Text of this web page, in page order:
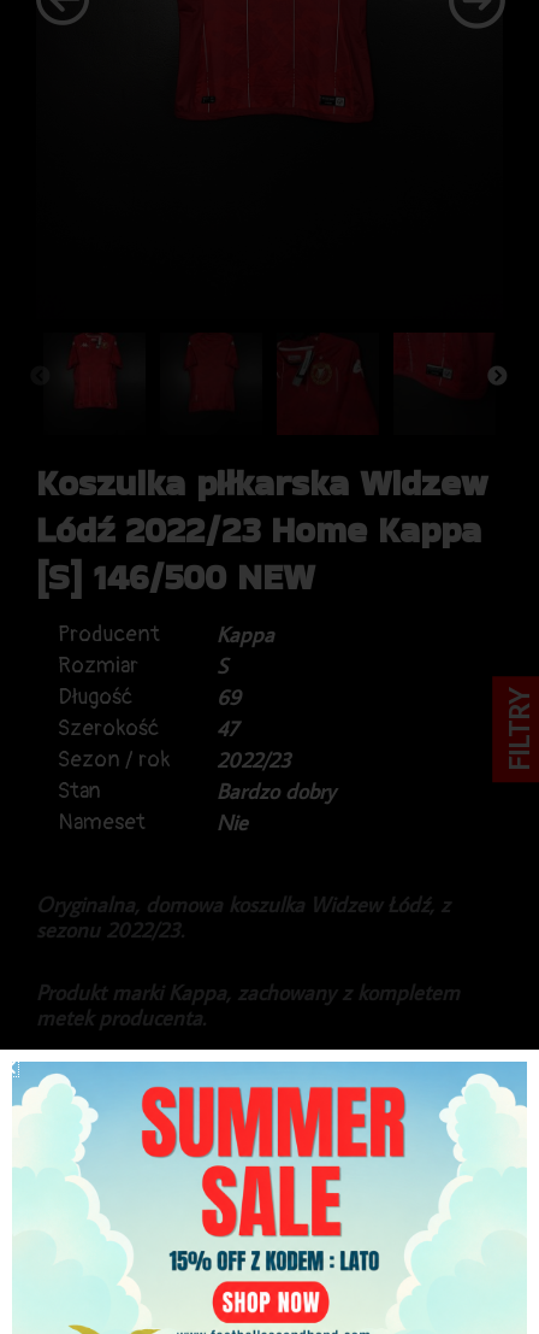
Koszulka piłkarska Widzew
Łódź 2022/23 Home Kappa
[S] 146/500 NEW
Producent
Kappa
Rozmiar
S
Długość
69
Szerokość
47
Sezon / rok
2022/23
Stan
Bardzo dobry
Nameset
Nie
Oryginalna, domowa koszulka Widzew Łódź, z
sezonu 2022/23.
Produkt marki Kappa, zachowany z kompletem
metek producenta.
Koszulka w najwyższej, meczowej wersji Kombat
Pro, dodatkowo wersja limitowana, o numerze
146/500.
349.99 zł
FILTRY